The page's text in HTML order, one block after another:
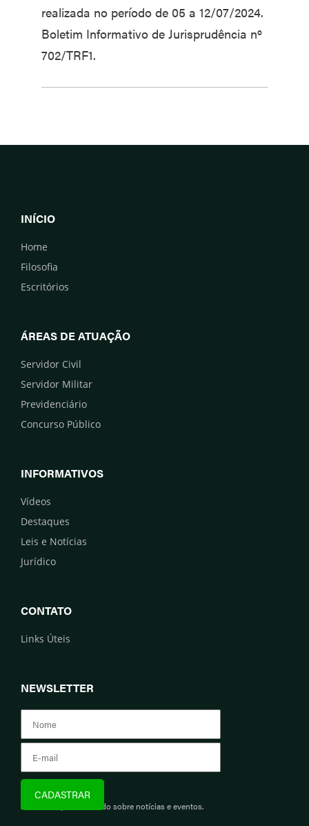
realizada no período de 05 a 12/07/2024.
Boletim Informativo de Jurisprudência nº
702/TRF1.
INÍCIO
Home
Filosofia
Escritórios
ÁREAS DE ATUAÇÃO
Servidor Civil
Servidor Militar
Previdenciário
Concurso Público
INFORMATIVOS
Vídeos
Destaques
Leis e Notícias
Jurídico
CONTATO
Links Úteis
NEWSLETTER
Assine e fique informado sobre notícias e eventos.